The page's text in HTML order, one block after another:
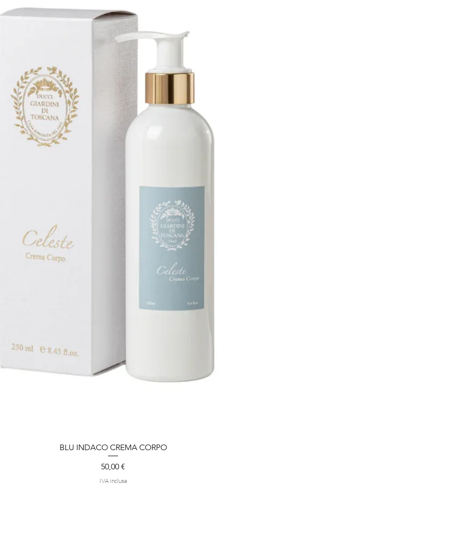
Paolo Sarpi a Milano è un negozio
e la professionalità, in cui i
clienti. Profumeria Lorenzi in Paolo
i protagonisti sono i clienti con la
SHALIMAR EAU DE
Vista rapida
BLU INDACO CREMA CORPO
Prezzo
50,00 €
IVA inclusa